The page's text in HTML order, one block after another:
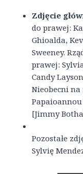
Zdjęcie
do prawej:
Ghioalda,
Sweeney.
prawej:
Candy
Nieobecni na
[Jimmy
Pozostałe
Sylvię